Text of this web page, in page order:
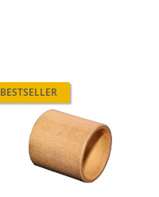
BESTSELLER